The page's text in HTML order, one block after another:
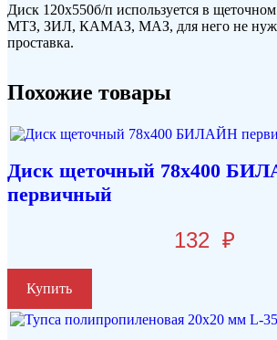
Диск 120х550б/п используется в
МТЗ, ЗИЛ, КАМАЗ, МАЗ, для него не
проставка.
Похожие товары
Диск щеточный 78х400
первичный
132 ₽
Купить